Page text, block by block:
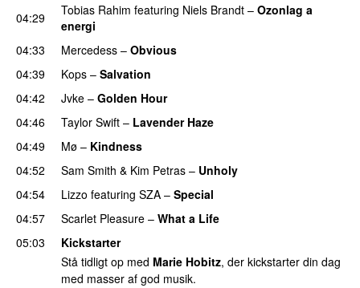
04:29
Tobias Rahim featuring Niels Brandt – Ozonlag a
energi
04:33 Mercedess – Obvious
04:39 Kops – Salvation
04:42 Jvke – Golden Hour
04:46 Taylor Swift – Lavender Haze
04:49
Mø – Kindness
04:52
Sam Smith & Kim Petras – Unholy
04:54 Lizzo featuring SZA – Special
04:57
Scarlet Pleasure – What a Life
05:03
Kickstarter
Stå tidligt op med Marie Hobitz, der kickstarter din dag
med masser af god musik.